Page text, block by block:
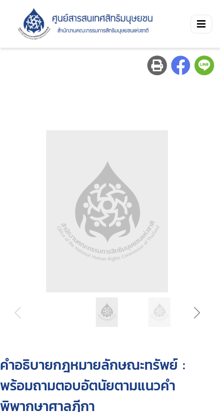
คำอธิบายกฎหมายลักษณะทรัพย์ :
พร้อมถามตอบอัตนัยตามแนวคำ
พิพากษาศาลฎีกา